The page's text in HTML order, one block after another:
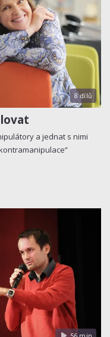
8 dílů
a jednat s nimi